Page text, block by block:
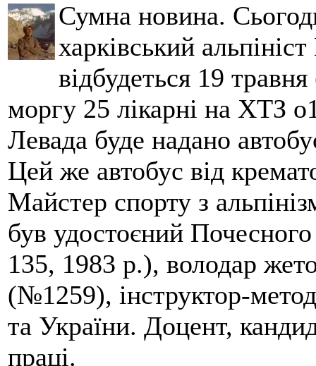
Сумна новина.
харківський
відбудеться 19
моргу 25 лікарні на ХТЗ
Левада буде надано
Цей же автобус від
Майстер спорту з
був удостоєний
135, 1983 р.), володар
(№1259), інструктор-
та України. Доцент,
праці.